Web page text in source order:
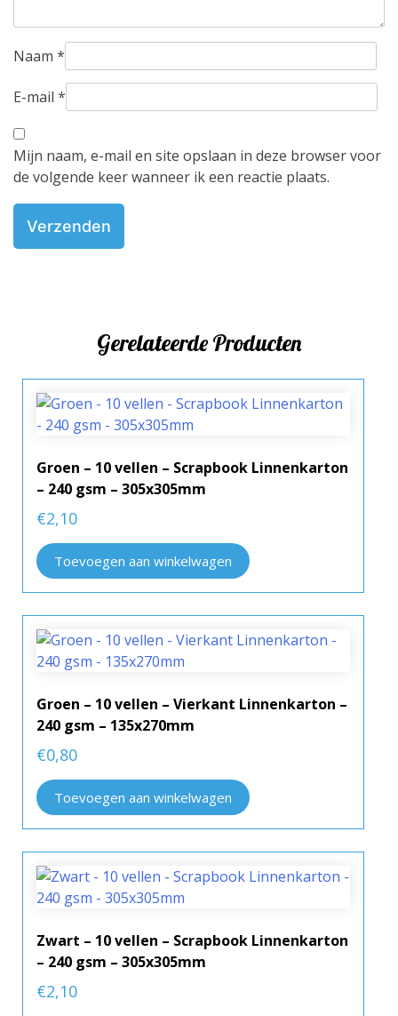
Naam *
E-mail *
Mijn naam, e-mail en site opslaan in deze browser voor
de volgende keer wanneer ik een reactie plaats.
Gerelateerde Producten
Groen – 10 vellen – Scrapbook Linnenkarton
– 240 gsm – 305x305mm
€2,10
Toevoegen aan winkelwagen
Groen – 10 vellen – Vierkant Linnenkarton –
240 gsm – 135x270mm
€0,80
Toevoegen aan winkelwagen
Zwart – 10 vellen – Scrapbook Linnenkarton
– 240 gsm – 305x305mm
€2,10